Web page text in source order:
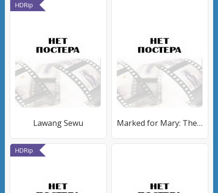
HDRip
Lawang Sewu Marked for Mary: The Game
HDRip